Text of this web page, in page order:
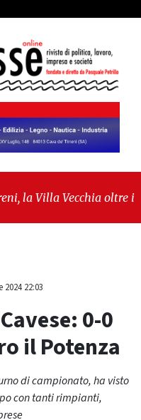
Villa Vecchia oltre i
22:03
0-0
il Potenza
di campionato, ha visto
con tanti rimpianti,